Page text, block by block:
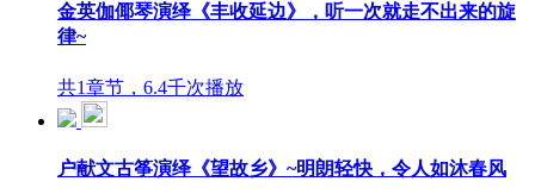
金英伽倻琴演绎《丰收延边》，听一次就走不出来的旋
律~
共1章节，6.4千次播放
户献文古筝演绎《望故乡》~明朗轻快，令人如沐春风